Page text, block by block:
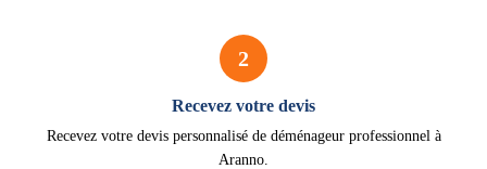
2
Recevez votre devis
Recevez votre devis personnalisé de déménageur professionnel à
Aranno.